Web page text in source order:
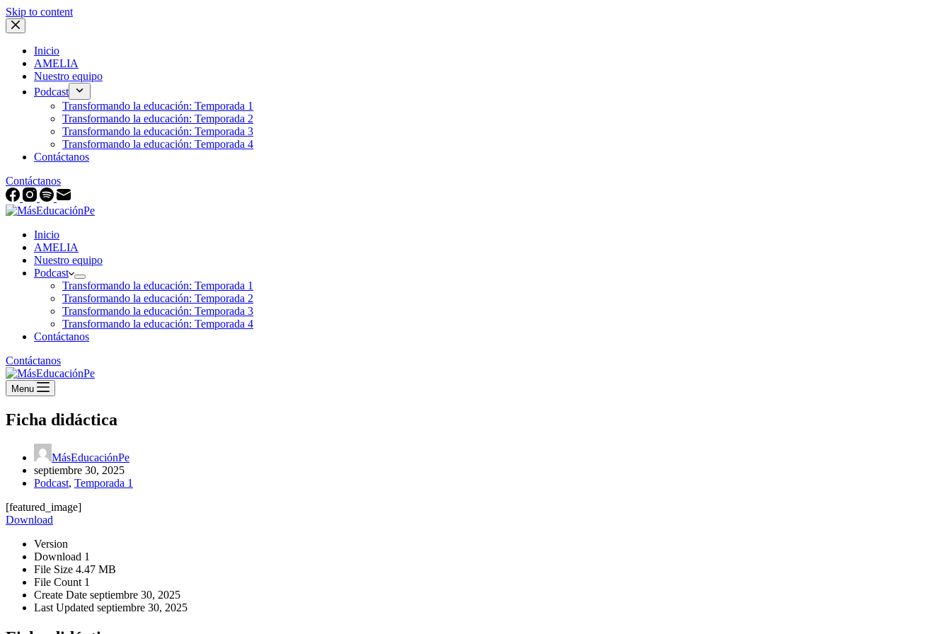
Skip to content
Inicio
AMELIA
Nuestro equipo
Podcast
Transformando la educación: Temporada 1
Transformando la educación: Temporada 2
Transformando la educación: Temporada 3
Transformando la educación: Temporada 4
Contáctanos
Contáctanos
Inicio
AMELIA
Nuestro equipo
Podcast
Transformando la educación: Temporada 1
Transformando la educación: Temporada 2
Transformando la educación: Temporada 3
Transformando la educación: Temporada 4
Contáctanos
Contáctanos
Menu
Ficha didáctica
MásEducaciónPe
septiembre 30, 2025
Podcast, Temporada 1
[featured_image]
Download
Version
Download 1
File Size 4.47 MB
File Count 1
Create Date septiembre 30, 2025
Last Updated septiembre 30, 2025